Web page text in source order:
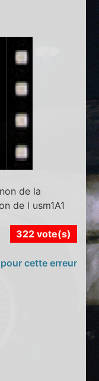
de la
de l usm1A1
322 vote(s)
cette erreur